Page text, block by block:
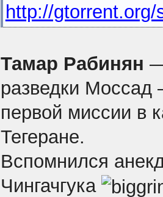
http://
Тамар Рабинян
разведки Моссад
первой миссии в
Тегеране.
Вспомнился
Чингачгука